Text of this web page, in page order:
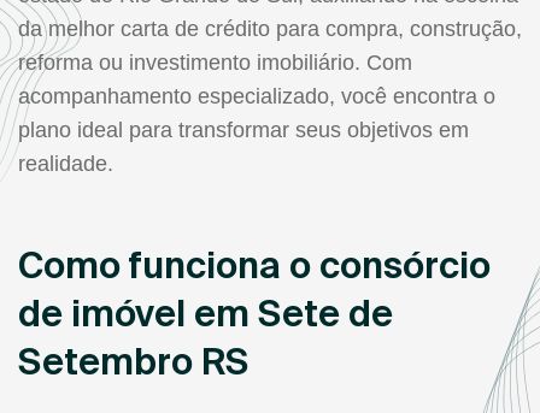
da melhor carta de crédito para compra, construção,
reforma ou investimento imobiliário. Com
acompanhamento especializado, você encontra o
plano ideal para transformar seus objetivos em
realidade.
Como funciona o consórcio
de imóvel em Sete de
Setembro RS